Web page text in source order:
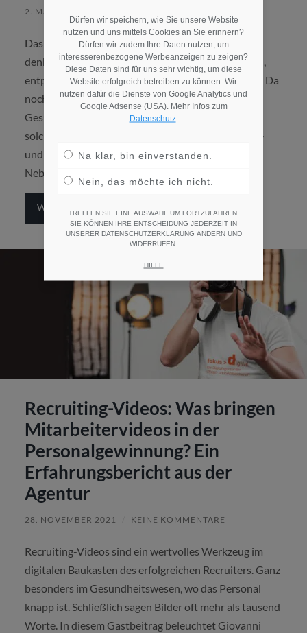
2. MÄRZ 2022
Das Thema Recruiting nicht nur als Kampagne zu
denken, sondern umfassend strategisch anzugehen,
entpuppt sich immer mehr als Schlüssel zum Erfolg. Da
noch nicht viele Unternehmen im Sozial- und
Gesundheitswesen so groß denken, verschafft eine
solche Digitalstrategie einen Wettbewerbsvorteil –
und bringt auch gern mal einen schicken Award als
Nebeneffekt [
Weiterlesen
Recruiting-Videos: Was bringen
Mitarbeitervideos in der
Personalgewinnung? Ein
Erfahrungsbericht aus der
Agentur
28. NOVEMBER 2021 KEINE KOMMENTARE
Recruiting-Videos sind ein wertvolles Werkzeug im
digitalen Baukasten des erfolgreichen Recruiters. Ganz
besonders im Gesundheitswesen, wo das Personal
knapp ist. Schließlich sagen Bilder oft mehr als tausend
Worte. In diesem Gastbeitrag beleuchtet Giovanni
Dürfen wir speichern, wie Sie unsere Website
nutzen und uns mittels Cookies an Sie erinnern?
Dürfen wir zudem Ihre Daten nutzen, um
interesserenbezogene Werbeanzeigen zu zeigen?
Diese Daten sind für uns sehr wichtig, um diese
Website erfolgreich betreiben zu können. Wir
nutzen dafür die Dienste von Google Analytics und
Google Adsense (USA). Mehr Infos zum
Datenschutz.
Na klar, bin einverstanden.
Nein, das möchte ich nicht.
TREFFEN SIE EINE AUSWAHL UM FORTZUFAHREN.
SIE KÖNNEN IHRE ENTSCHEIDUNG JEDERZEIT IN
UNSERER DATENSCHUTZERKLÄRUNG ÄNDERN UND
WIDERRUFEN.
HILFE